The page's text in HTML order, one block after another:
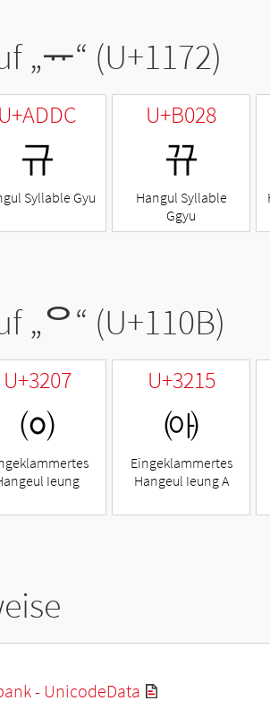
„ᅲ“ (U+1172)
U+ADDC
규
Syllable Gyu
U+B028
뀨
Hangul Syllable
Ggyu
„ᄋ“ (U+110B)
U+3207
㈇
Ieung
U+3215
㈕
Eingeklammertes
Hangeul Ieung A
- UnicodeData